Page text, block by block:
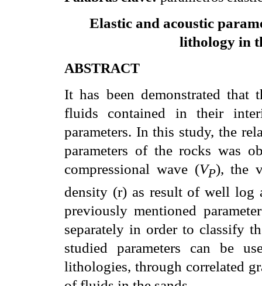
Elastic and acoustic
lithology in
ABSTRACT
It has been demonstrated that
fluids contained in their
parameters. In this study, the
parameters of the rocks was
compressional wave (VP), the
density (r) as result of well log
previously mentioned
separately in order to classify
studied parameters can be
lithologies, through correlated